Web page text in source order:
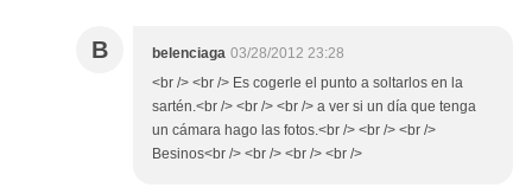
B belenciaga 03/28/2012 23:28
<br /> <br /> Es cogerle el punto a soltarlos en la
sartén.<br /> <br /> <br /> a ver si un día que tenga
un cámara hago las fotos.<br /> <br /> <br />
Besinos<br /> <br /> <br /> <br />